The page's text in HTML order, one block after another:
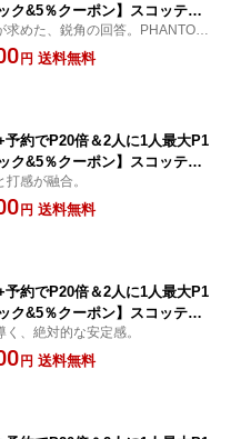
ク&5％クーポン】スコッティ
ン SCOTTY CAMERON 2025
7.2 パター ファントム 7.2
求めた、鋭角の回答。PHANTOM
。
円 送料無料
+予約でP20倍＆2人に1人最大P1
ク&5％クーポン】スコッティ
ン 38インチ SCOTTY CAMER
Style Fastback Long Desig
打感が融合。
円 送料無料
+予約でP20倍＆2人に1人最大P1
ク&5％クーポン】スコッティ
ン 38インチ SCOTTY CAMER
Style Squareback 2 Long D
く、絶対的な安定感。
円 送料無料